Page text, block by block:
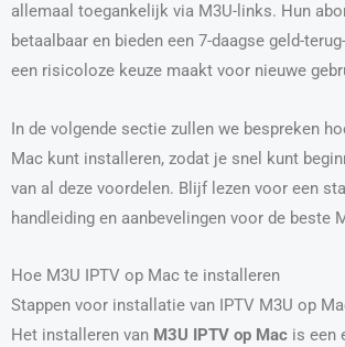
allemaal toegankelijk via M3U-links. Hun
betaalbaar en bieden een 7-daagse geld-
een risicoloze keuze maakt voor nieuwe
In de volgende sectie zullen we bespreken
Mac kunt installeren, zodat je snel kunt
van al deze voordelen. Blijf lezen voor een
handleiding en aanbevelingen voor de beste
Hoe M3U IPTV op Mac te installeren
Stappen voor installatie van IPTV M3U op
Het installeren van M3U IPTV op Mac is een